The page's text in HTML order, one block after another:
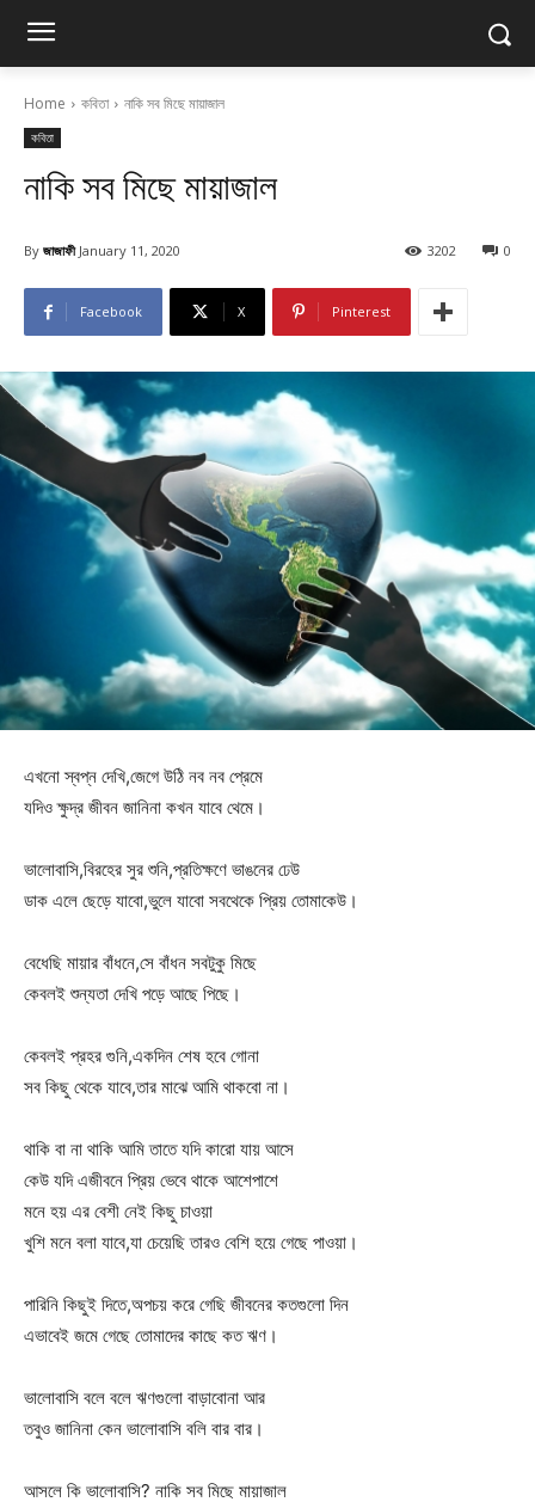
Home কবিতা নাকি সব মিছে মায়াজাল
কবিতা
নাকি সব মিছে মায়াজাল
By জাজাফী January 11, 2020 0
3202
Facebook X Pinterest
এখনো স্বপ্ন দেখি,জেগে উঠি নব নব প্রেমে
যদিও ক্ষুদ্র জীবন জানিনা কখন যাবে থেমে।
ভালোবাসি,বিরহের সুর শুনি,প্রতিক্ষণে ভাঙনের ঢেউ
ডাক এলে ছেড়ে যাবো,ভুলে যাবো সবথেকে প্রিয় তোমাকেউ।
বেধেছি মায়ার বাঁধনে,সে বাঁধন সবটুকু মিছে
কেবলই শুন্যতা দেখি পড়ে আছে পিছে।
কেবলই প্রহর গুনি,একদিন শেষ হবে গোনা
সব কিছু থেকে যাবে,তার মাঝে আমি থাকবো না।
থাকি বা না থাকি আমি তাতে যদি কারো যায় আসে
কেউ যদি এজীবনে প্রিয় ভেবে থাকে আশেপাশে
মনে হয় এর বেশী নেই কিছু চাওয়া
খুশি মনে বলা যাবে,যা চেয়েছি তারও বেশি হয়ে গেছে পাওয়া।
পারিনি কিছুই দিতে,অপচয় করে গেছি জীবনের কতগুলো দিন
এভাবেই জমে গেছে তোমাদের কাছে কত ঋণ।
ভালোবাসি বলে বলে ঋণগুলো বাড়াবোনা আর
তবুও জানিনা কেন ভালোবাসি বলি বার বার।
আসলে কি ভালোবাসি? নাকি সব মিছে মায়াজাল